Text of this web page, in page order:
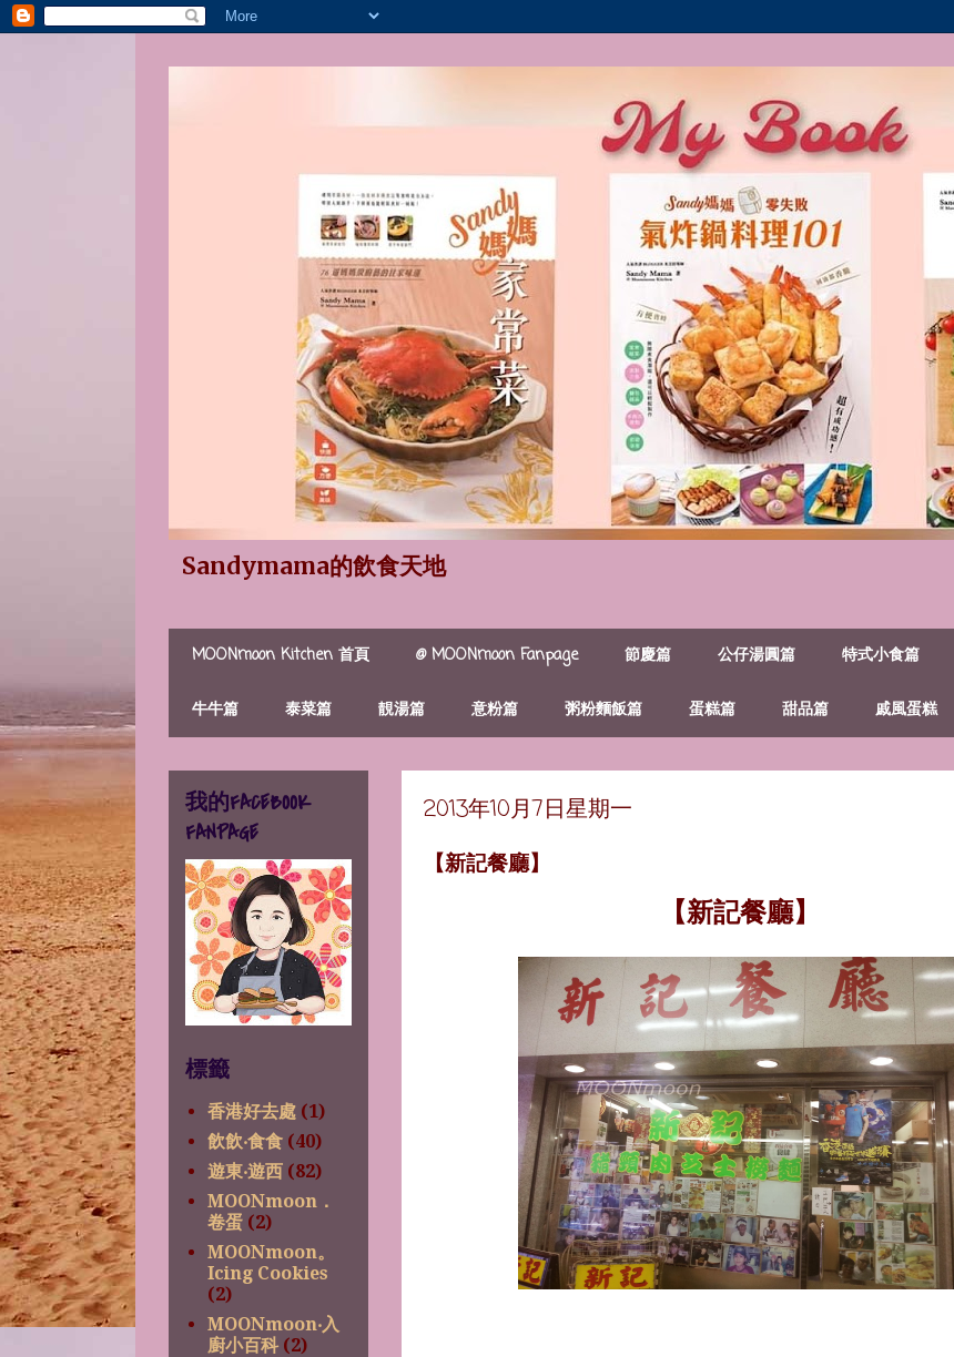
Sandymama的飲食天地
MOONmoon Kitchen 首頁 @ MOONmoon Fanpage 節慶篇 公仔湯圓篇 特式小食篇
牛牛篇 泰菜篇 靚湯篇 意粉篇 粥粉麵飯篇 蛋糕篇 甜品篇 戚風蛋糕
2013年10月7日星期一
【新記餐廳】
【新記餐廳】
我的FACEBOOK
FANPAGE
標籤
香港好去處 (1)
飲飲‧食食 (40)
遊東‧遊西 (82)
MOONmoon．
卷蛋 (2)
MOONmoon。
Icing Cookies
(2)
MOONmoon‧入
廚小百科 (2)